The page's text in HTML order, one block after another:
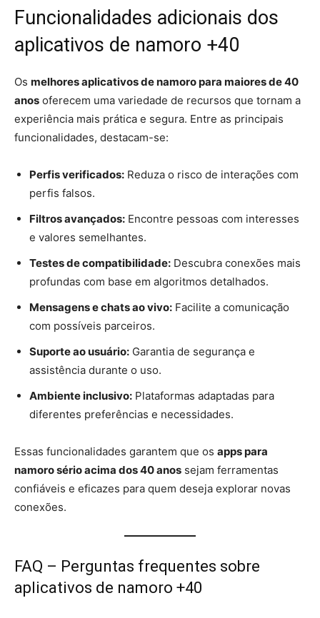
Funcionalidades adicionais dos
aplicativos de namoro +40
Os melhores aplicativos de namoro para maiores de 40
anos oferecem uma variedade de recursos que tornam a
experiência mais prática e segura. Entre as principais
funcionalidades, destacam-se:
Perfis verificados: Reduza o risco de interações com
perfis falsos.
Filtros avançados: Encontre pessoas com interesses
e valores semelhantes.
Testes de compatibilidade: Descubra conexões mais
profundas com base em algoritmos detalhados.
Mensagens e chats ao vivo: Facilite a comunicação
com possíveis parceiros.
Suporte ao usuário: Garantia de segurança e
assistência durante o uso.
Ambiente inclusivo: Plataformas adaptadas para
diferentes preferências e necessidades.
Essas funcionalidades garantem que os apps para
namoro sério acima dos 40 anos sejam ferramentas
confiáveis e eficazes para quem deseja explorar novas
conexões.
FAQ – Perguntas frequentes sobre
aplicativos de namoro +40